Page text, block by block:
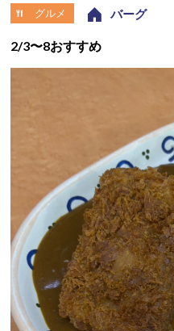
グルメ バーグ
2/3〜8おすすめ